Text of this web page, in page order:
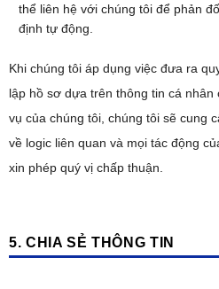
thể liên hệ với chúng tôi để phản
định tự động.
Khi chúng tôi áp dụng việc đưa ra
lập hồ sơ dựa trên thông tin cá nhân
vụ của chúng tôi, chúng tôi sẽ cung
về logic liên quan và mọi tác động
xin phép quý vị chấp thuận.
5. CHIA SẺ THÔNG TIN